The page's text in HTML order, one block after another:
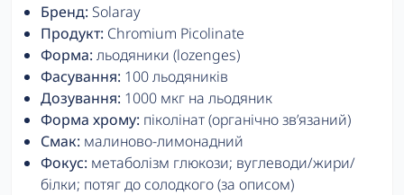
Бренд: Solaray
Продукт: Chromium Picolinate
Форма: льодяники (lozenges)
Фасування: 100 льодяників
Дозування: 1000 мкг на льодяник
Форма хрому: піколінат (органічно зв’язаний)
Смак: малиново-лимонадний
Фокус: метаболізм глюкози; вуглеводи/жири/
білки; потяг до солодкого (за описом)